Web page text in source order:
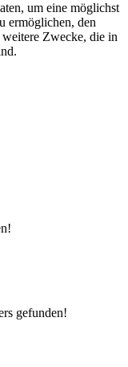
um eine möglichst
ermöglichen, den
Zwecke, die in
gefunden!